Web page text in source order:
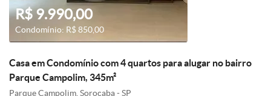
R$ 9.990,00
Condomínio: R$ 850,00
Casa em Condomínio com 4 quartos para alugar no bairro
Parque Campolim, 345m²
Parque Campolim, Sorocaba - SP